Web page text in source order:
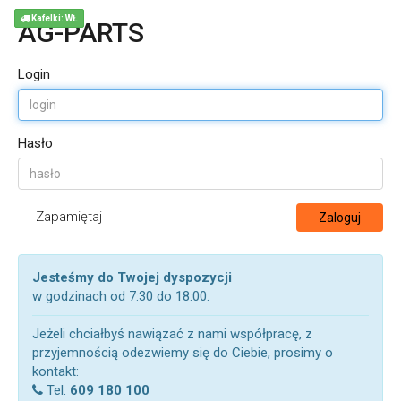
AG-PARTS
Login
Hasło
Zapamiętaj Zaloguj
Jesteśmy do Twojej dyspozycji
w godzinach od 7:30 do 18:00.
Jeżeli chciałbyś nawiązać z nami współpracę, z
przyjemnością odezwiemy się do Ciebie, prosimy o
kontakt:
Tel. 609 180 100
Kafelki: WŁ